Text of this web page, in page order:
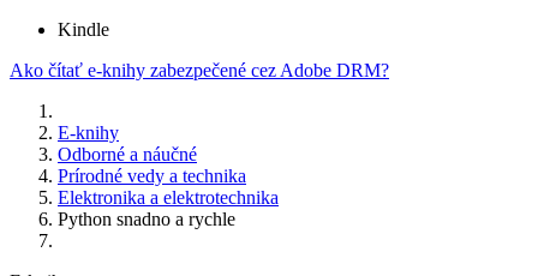
Kindle
Ako čítať e-knihy zabezpečené cez Adobe DRM?
E-knihy
Odborné a náučné
Prírodné vedy a technika
Elektronika a elektrotechnika
Python snadno a rychle